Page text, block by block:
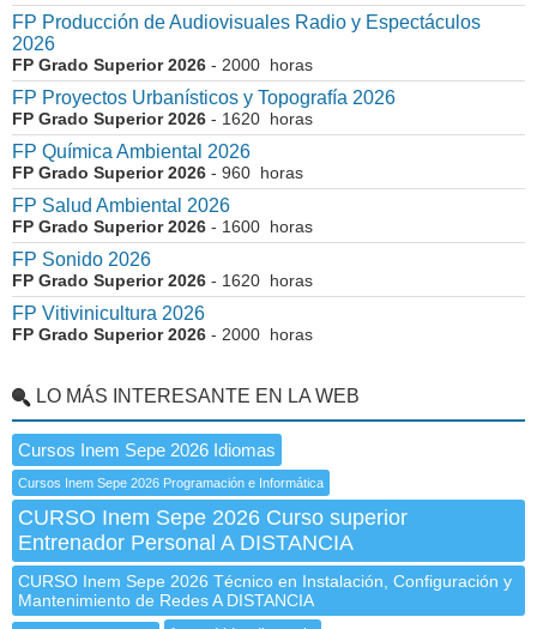
FP Producción de Audiovisuales Radio y Espectáculos
2026
FP Grado Superior 2026 - 2000 horas
FP Proyectos Urbanísticos y Topografía 2026
FP Grado Superior 2026 - 1620 horas
FP Química Ambiental 2026
FP Grado Superior 2026 - 960 horas
FP Salud Ambiental 2026
FP Grado Superior 2026 - 1600 horas
FP Sonido 2026
FP Grado Superior 2026 - 1620 horas
FP Vitivinicultura 2026
FP Grado Superior 2026 - 2000 horas
LO MÁS INTERESANTE EN LA WEB
Cursos Inem Sepe 2026 Idiomas
Cursos Inem Sepe 2026 Programación e Informática
CURSO Inem Sepe 2026 Curso superior
Entrenador Personal A DISTANCIA
CURSO Inem Sepe 2026 Técnico en Instalación, Configuración y
Mantenimiento de Redes A DISTANCIA